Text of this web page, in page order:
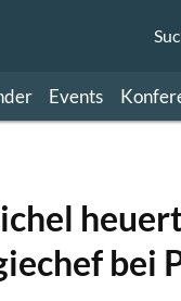
Events
bei